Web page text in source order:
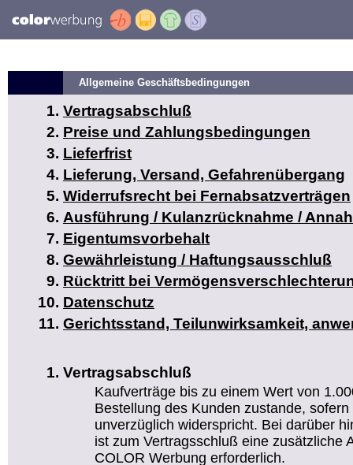
Allgemeine Geschäftsbedingungen
Vertragsabschluß
Preise und Zahlungsbedingungen
Lieferfrist
Lieferung, Versand, Gefahrenübergang
Widerrufsrecht bei Fernabsatzverträgen
Ausführung / Kulanzrücknahme /
Eigentumsvorbehalt
Gewährleistung / Haftungsausschluß
Rücktritt bei
Datenschutz
Gerichtsstand, Teilunwirksamkeit,
Vertragsabschluß
Kaufverträge bis zu einem Wert von
Bestellung des Kunden zustande,
unverzüglich widerspricht. Bei darüber
ist zum Vertragsschluß eine zusätzliche
COLOR Werbung erforderlich.